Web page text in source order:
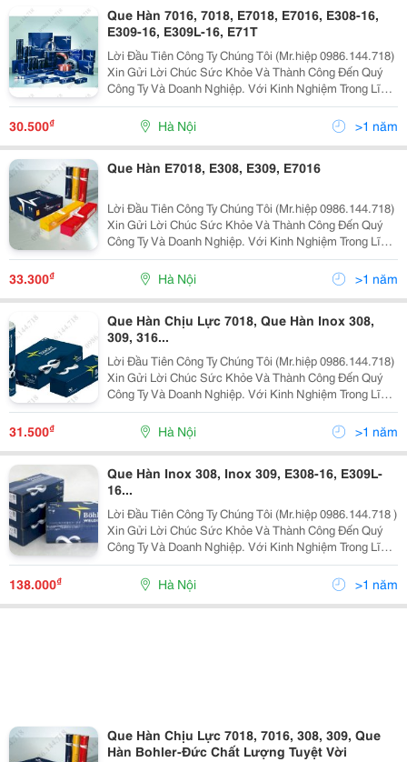
Que Hàn 7016, 7018, E7018, E7016, E308-16,
E309-16, E309L-16, E71T
Lời Đầu Tiên Công Ty Chúng Tôi (Mr.hiệp 0986.144.718)
Xin Gửi Lời Chúc Sức Khỏe Và Thành Công Đến Quý
Công Ty Và Doanh Nghiệp. Với Kinh Nghiệm Trong Lĩnh
Vực Cung Cấp Thiết Bị Và Vật Liệu Hàn, Cắt Cty Tự
Hào Là Doanh Nghiệp Lớn Và Uy Tín Hàng Đầu Việ
30.500₫ Hà Nội >1 năm
Que Hàn E7018, E308, E309, E7016
Lời Đầu Tiên Công Ty Chúng Tôi (Mr.hiệp 0986.144.718)
Xin Gửi Lời Chúc Sức Khỏe Và Thành Công Đến Quý
Công Ty Và Doanh Nghiệp. Với Kinh Nghiệm Trong Lĩnh
Vực Cung Cấp Thiết Bị Và Vật Liệu Hàn, Cắt Cty Tự
Hào Là Doanh Nghiệp Lớn Và Uy Tín Hàng Đầu Việ
33.300₫ Hà Nội >1 năm
Que Hàn Chịu Lực 7018, Que Hàn Inox 308,
309, 316...
Lời Đầu Tiên Công Ty Chúng Tôi (Mr.hiệp 0986.144.718)
Xin Gửi Lời Chúc Sức Khỏe Và Thành Công Đến Quý
Công Ty Và Doanh Nghiệp. Với Kinh Nghiệm Trong Lĩnh
Vực Cung Cấp Thiết Bị Và Vật Liệu Hàn, Cắt Cty Tự
Hào Là Doanh Nghiệp Lớn Và Uy Tín Hàng Đầu Việ
31.500₫ Hà Nội >1 năm
Que Hàn Inox 308, Inox 309, E308-16, E309L-
16...
Lời Đầu Tiên Công Ty Chúng Tôi (Mr.hiệp 0986.144.718 )
Xin Gửi Lời Chúc Sức Khỏe Và Thành Công Đến Quý
Công Ty Và Doanh Nghiệp. Với Kinh Nghiệm Trong Lĩnh
Vực Cung Cấp Thiết Bị Và Vật Liệu Hàn, Cắt Chúng Tôi
Tự Hào Là Doanh Nghiệp Lớn Và Uy Tín Hàng
138.000₫ Hà Nội >1 năm
Que Hàn Chịu Lực 7018, 7016, 308, 309, Que
Hàn Bohler-Đức Chất Lượng Tuyệt Vời